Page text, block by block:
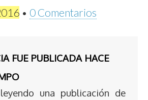
• 0 Comentarios
FUE PUBLICADA HACE
una publicación de